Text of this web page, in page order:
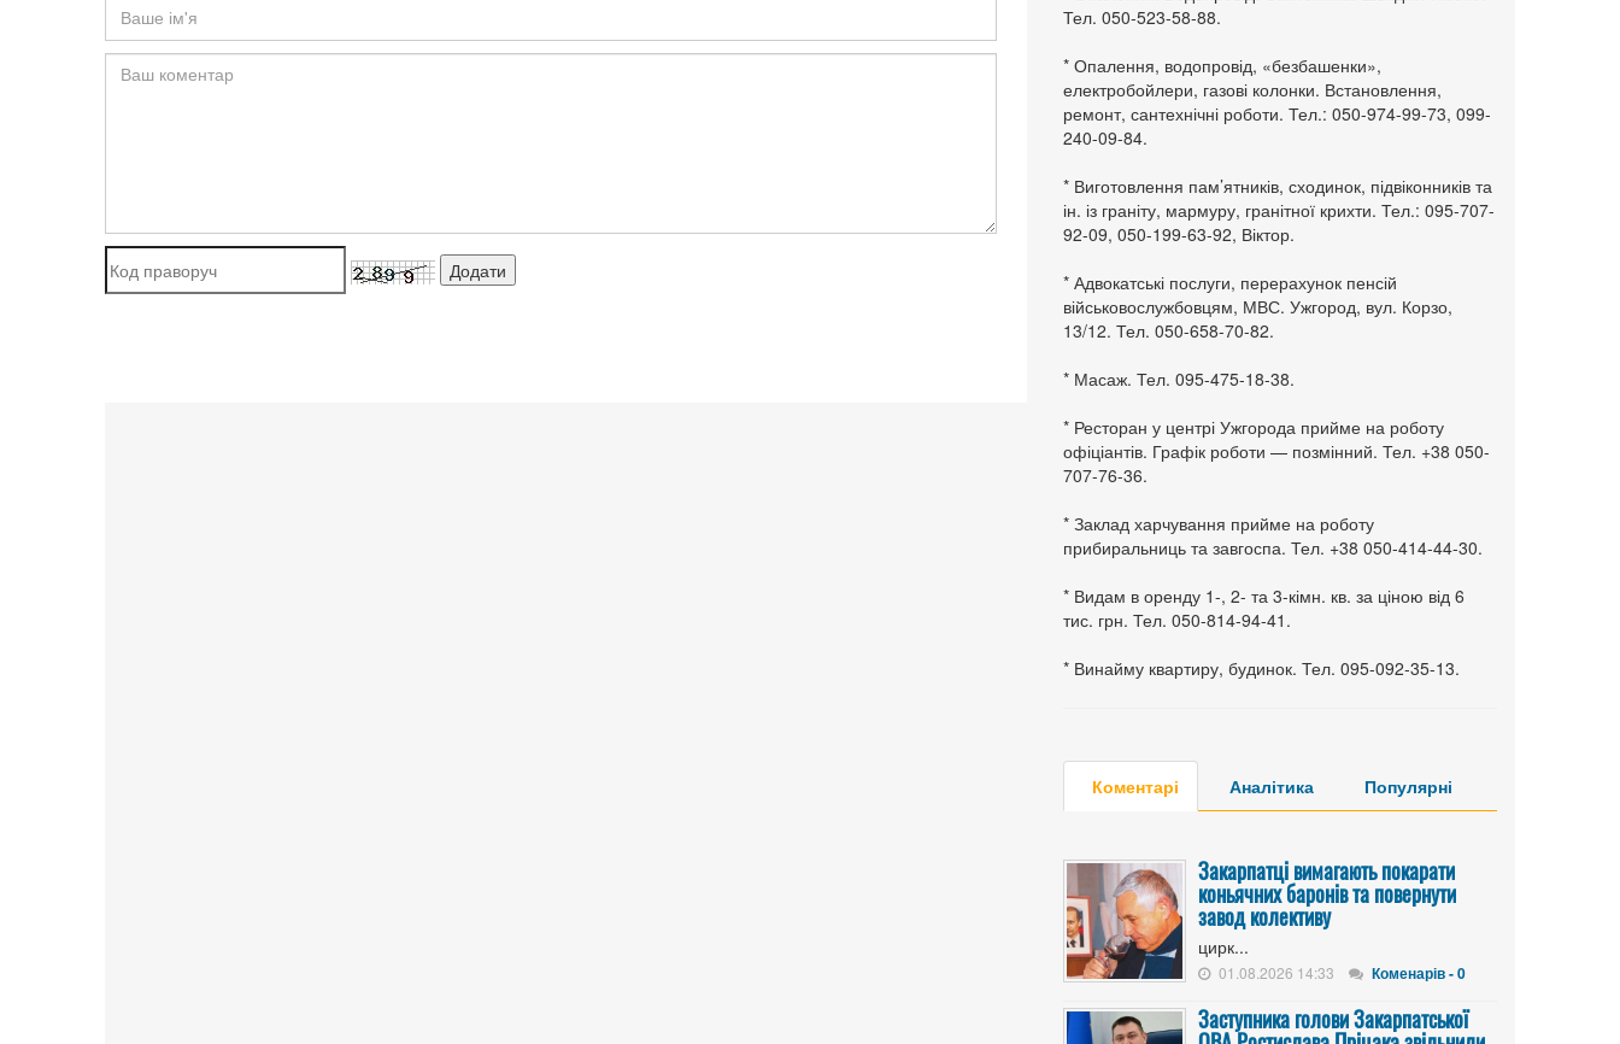
Тел. 050-523-58-88.
* Опалення, водопровід, «безбашенки»,
електробойлери, газові колонки. Встановлення,
ремонт, сантехнічні роботи. Тел.: 050-974-99-73, 099-
240-09-84.
* Виготовлення пам’ятників, сходинок, підвіконників та
ін. із граніту, мармуру, гранітної крихти. Тел.: 095-707-
92-09, 050-199-63-92, Віктор.
* Адвокатські послуги, перерахунок пенсій
військовослужбовцям, МВС. Ужгород, вул. Корзо,
13/12. Тел. 050-658-70-82.
* Масаж. Тел. 095-475-18-38.
* Ресторан у центрі Ужгорода прийме на роботу
офіціантів. Графік роботи — позмінний. Тел. +38 050-
707-76-36.
* Заклад харчування прийме на роботу
прибиральниць та завгоспа. Тел. +38 050-414-44-30.
* Видам в оренду 1-, 2- та 3-кімн. кв. за ціною від 6
тис. грн. Тел. 050-814-94-41.
* Винайму квартиру, будинок. Тел. 095-092-35-13.
Коментарі Аналітика Популярні
Закарпатці вимагають покарати
коньячних баронів та повернути
завод колективу
цирк...
01.08.2026 14:33 Коменарів - 0
Заступника голови Закарпатської